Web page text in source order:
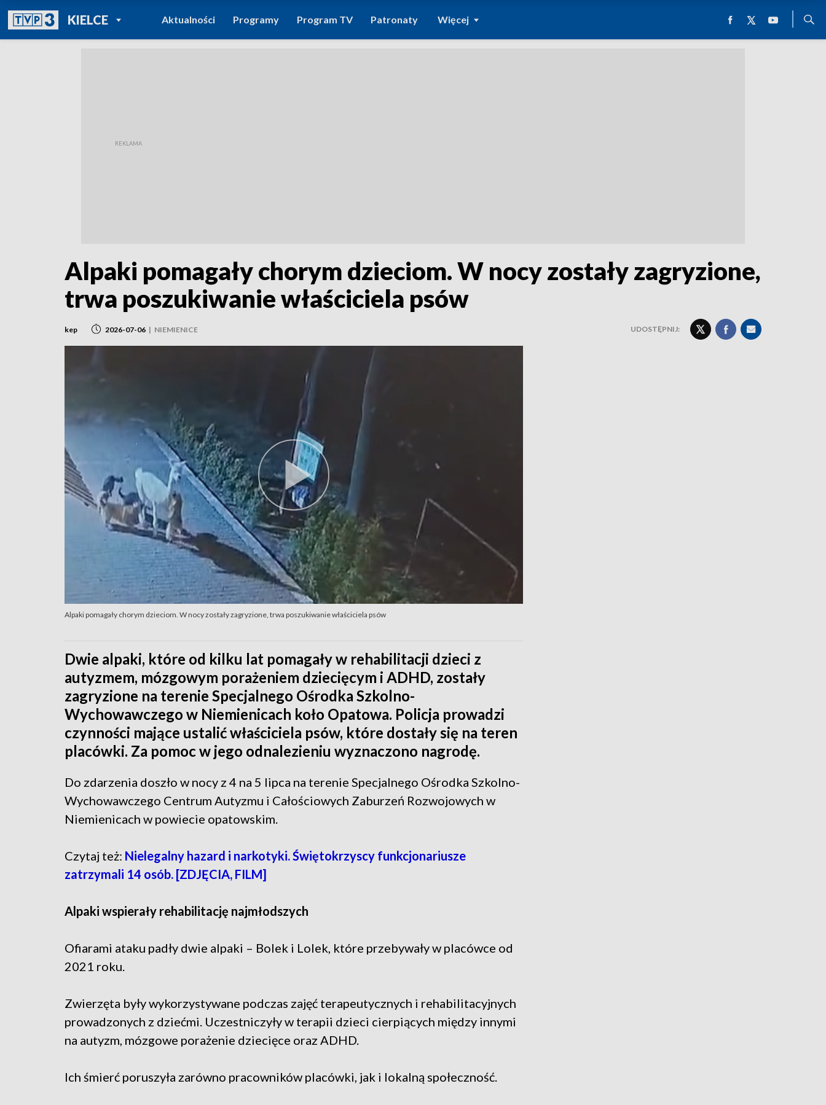
KIELCEPOWRÓT DO
TVP REGIONY
Aktualności Programy Program TV Patronaty Więcej
Alpaki pomagały chorym dzieciom. W nocy zostały zagryzione,
trwa poszukiwanie właściciela psów
kep 2026-07-06 | NIEMIENICE UDOSTĘPNIJ:
Alpaki pomagały chorym dzieciom. W nocy zostały zagryzione, trwa poszukiwanie właściciela psów
Dwie alpaki, które od kilku lat pomagały w rehabilitacji dzieci z
autyzmem, mózgowym porażeniem dziecięcym i ADHD, zostały
zagryzione na terenie Specjalnego Ośrodka Szkolno-
Wychowawczego w Niemienicach koło Opatowa. Policja prowadzi
czynności mające ustalić właściciela psów, które dostały się na teren
placówki. Za pomoc w jego odnalezieniu wyznaczono nagrodę.
Do zdarzenia doszło w nocy z 4 na 5 lipca na terenie Specjalnego Ośrodka Szkolno-
Wychowawczego Centrum Autyzmu i Całościowych Zaburzeń Rozwojowych w
Niemienicach w powiecie opatowskim.
Czytaj też: Nielegalny hazard i narkotyki. Świętokrzyscy funkcjonariusze
zatrzymali 14 osób. [ZDJĘCIA, FILM]
Alpaki wspierały rehabilitację najmłodszych
Ofiarami ataku padły dwie alpaki – Bolek i Lolek, które przebywały w placówce od
2021 roku.
Zwierzęta były wykorzystywane podczas zajęć terapeutycznych i rehabilitacyjnych
prowadzonych z dziećmi. Uczestniczyły w terapii dzieci cierpiących między innymi
na autyzm, mózgowe porażenie dziecięce oraz ADHD.
Ich śmierć poruszyła zarówno pracowników placówki, jak i lokalną społeczność.